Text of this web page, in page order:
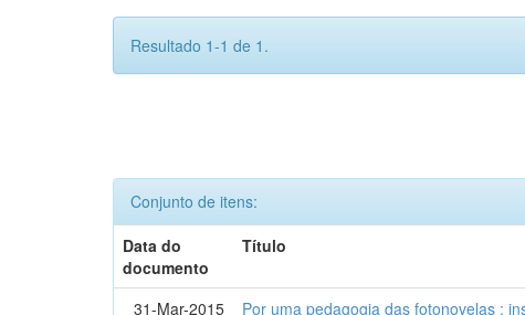
Resultado 1-1 de 1.
Conjunto de itens:
Data do
documento
Título
31-Mar-2015 Por uma pedagogia das fotonovelas :